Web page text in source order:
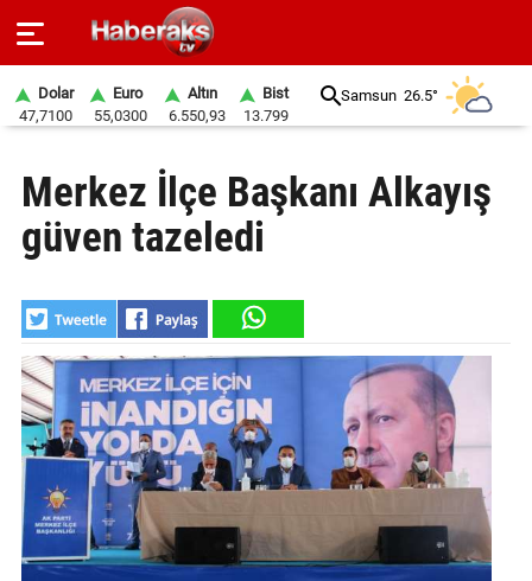
SPOR
YAŞAM
EKONOMİ
BELEDİYELER
SAĞLIK
SİYASET
EĞİTİM
GALERİ
Dolar
47,7100
Euro
55,0300
Altın
6.550,93
Bist
13.799
Samsun 26.5°
Merkez İlçe Başkanı Alkayış
güven tazeledi